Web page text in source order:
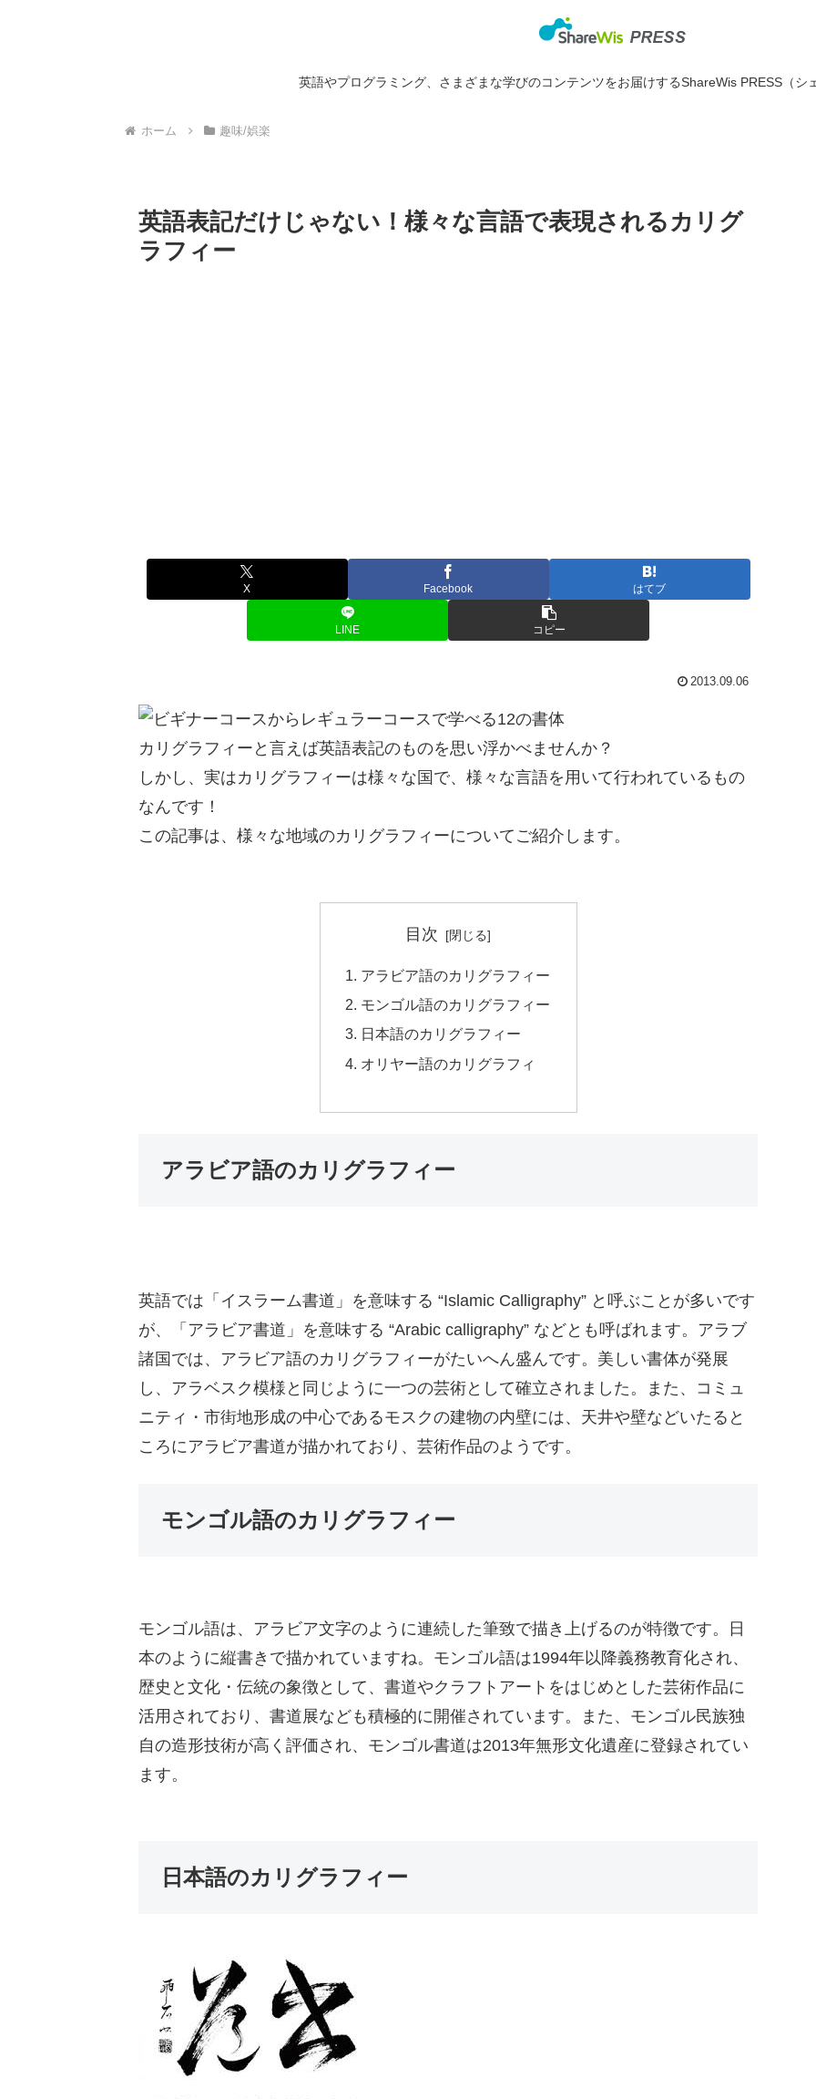
英語やプログラミング、さまざまな学びのコンテンツをお届けするShareWis PRESS（シ
ホーム 趣味/娯楽
英語表記だけじゃない！様々な言語で表現されるカリグ
ラフィー
X Facebook はてブ
LINE コピー
2013.09.06
カリグラフィーと言えば英語表記のものを思い浮かべませんか？
しかし、実はカリグラフィーは様々な国で、様々な言語を用いて行われているもの
なんです！
この記事は、様々な地域のカリグラフィーについてご紹介します。
目次
アラビア語のカリグラフィー
モンゴル語のカリグラフィー
日本語のカリグラフィー
オリヤー語のカリグラフィ
アラビア語のカリグラフィー
英語では「イスラーム書道」を意味する “Islamic Calligraphy” と呼ぶことが多いです
が、「アラビア書道」を意味する “Arabic calligraphy” などとも呼ばれます。アラブ
諸国では、 アラビア語のカリグラフィーがたいへん盛んです。美しい書体が発展
し、アラベスク模様と同じように一つの芸術として確立されました。また、コミュ
ニティ ・ 市街地形成の中心であるモスクの建物の内壁には、天井や壁などいたると
ころにアラビア書道が描かれており、芸術作品のようです。
モンゴル語のカリグラフィー
モンゴル語は、アラビア文字のように連続した筆致で描き上げるのが特徴です。日
本のように縦書きで描かれていますね。モンゴル語は1994年以降義務教育化され、
歴史と文化・伝統の象徴として、書道やクラフトアートをはじめとした芸術作品に
活用されており、書道展なども積極的に開催されています。また、モンゴル民族独
自の造形技術が高く評価され、モンゴル書道は2013年無形文化遺産に登録されてい
ます。
日本語のカリグラフィー